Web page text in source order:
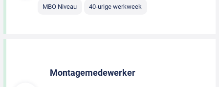
MBO Niveau 40-urige werkweek
Montagemedewerker